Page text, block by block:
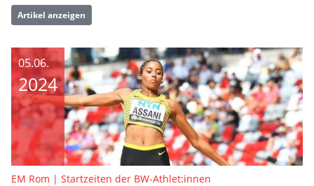
Artikel anzeigen
05.06.
2024
EM Rom | Startzeiten der BW-Athlet:innen